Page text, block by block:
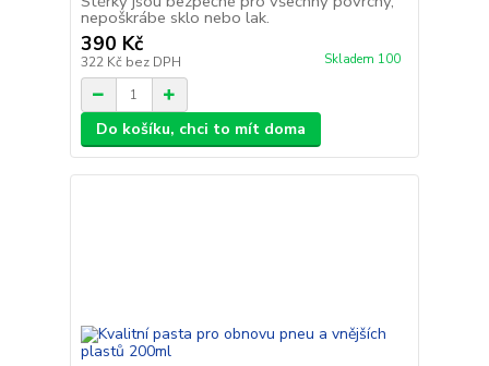
nepoškrábe sklo nebo lak.
390 Kč
322 Kč bez DPH Skladem 100
Do košíku, chci to mít doma